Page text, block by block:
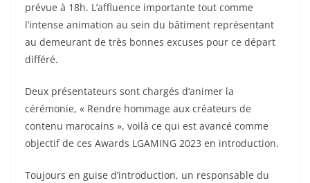
prévue à 18h. L’affluence importante tout comme
l’intense animation au sein du bâtiment représentant
au demeurant de très bonnes excuses pour ce départ
différé.
Deux présentateurs sont chargés d’animer la
cérémonie, « Rendre hommage aux créateurs de
contenu marocains », voilà ce qui est avancé comme
objectif de ces Awards LGAMING 2023 en introduction.
Toujours en guise d’introduction, un responsable du